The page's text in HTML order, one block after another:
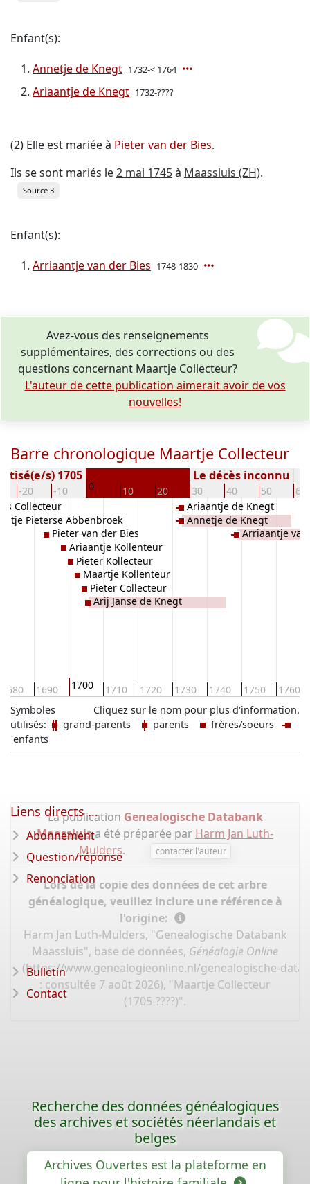
Enfant(s):
Annetje de Knegt 1732-< 1764
Ariaantje de Knegt 1732-????
(2) Elle est mariée à Pieter van der Bies.
Ils se sont mariés le2 mai 1745à Maassluis (ZH).
Source 3
Enfant(s):
Arriaantje van der Bies 1748-1830
Avez-vous des renseignements
supplémentaires, des corrections ou des
questions concernant Maartje Collecteur?
L'auteur de cette publication aimerait avoir de vos
nouvelles!
Barre chronologique Maartje Collecteur
-20 -10 0 10 20 30 40 50 60
s) 1705 Le décès inconnu
1680 1690 1700 1710 1720 1730 1740 1750 1760
Collecteur
Pieterse Abbenbroek
Pieter van der Bies
Ariaantje Kollenteur
Pieter Kollecteur
Maartje Kollenteur
Pieter Collecteur
Arij Janse de Knegt
Ariaantje de Knegt
Annetje de Knegt
Arriaantje
Cliquez sur le nom pour plus d'information.
Symboles
utilisés:
grand-parents parents
frères/soeurs
enfants
La publication Genealogische Databank
Maassluisa été préparée par Harm Jan Luth-
Mulders. contacter l'auteur
Lors de la copie des données de cet arbre
généalogique, veuillez inclure une référence à
l'origine:
Harm Jan Luth-Mulders, "Genealogische Databank
Maassluis", base de données, Généalogie Online
(https://www.genealogieonline.nl/genealogische-
: consultée 7 août 2026), "Maartje Collecteur
(1705-????)".
Liens directs ...
Abonnement
Question/réponse
Renonciation
Bulletin
Contact
Recherche des données généalogiques
des archives et sociétés néerlandais et
belges
Archives Ouvertes est la plateforme en